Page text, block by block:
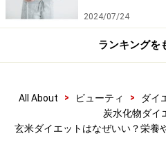
玄米ダイエット中のおかずや献
玄米をダイエットに摂り入
（または、1日1食からでも
に置き換える方法
が一般的で
2024/07/24
ランキングを
All About > ビューティ > ダイ
炭水化物ダイ
玄米ダイエットはなぜいい？栄養